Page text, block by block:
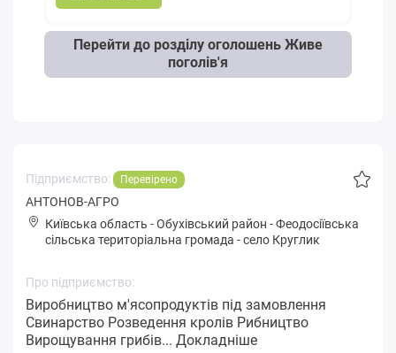
Перейти до розділу оголошень Живе
поголів'я
Підприємство: Перевірено
АНТОНОВ-АГРО
Київська область -Обухівський район -Фeoдoсіївськa
сільська територіальна громада -село Круглик
Про підприємство:
Виробництво м'ясопродуктів під замовлення
Свинарство Розведення кролів Рибництво
Вирощування грибів... Докладніше